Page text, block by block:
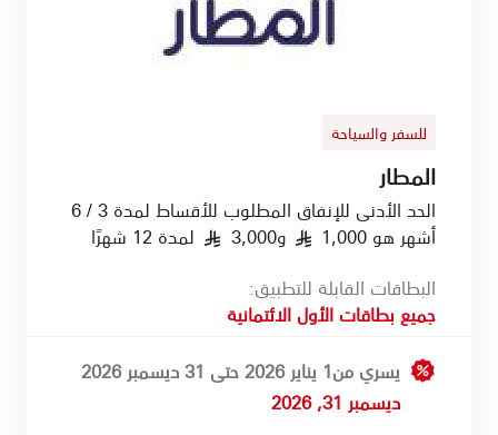
للسفر والسياحة
المطار
الحد الأدنى للإنفاق المطلوب للأقساط لمدة 3 / 6
أشهر هو 1,000
§ و3,000 §
لمدة 12 شهرًا
البطاقات القابلة للتطبيق:
جميع بطاقات الأول الائتمانية
يسري من1 يناير 2026 حتى 31 ديسمبر 2026
ديسمبر 31, 2026